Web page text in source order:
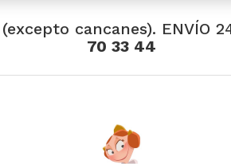
cancanes). ENVÍO
70 33 44